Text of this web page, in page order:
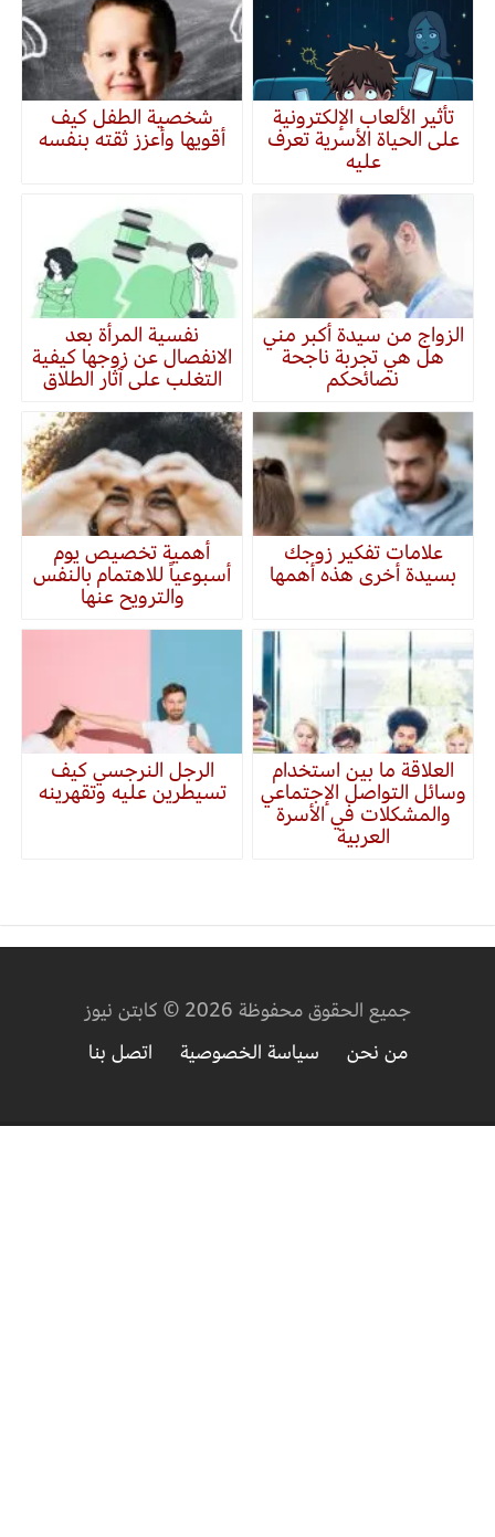
تأثير الألعاب الإلكترونية
على الحياة الأسرية تعرف
عليه
شخصية الطفل كيف
أقويها وأعزز ثقته بنفسه
الزواج من سيدة أكبر مني
هل هي تجربة ناجحة
نصائحكم
نفسية المرأة بعد
الانفصال عن زوجها كيفية
التغلب على آثار الطلاق
علامات تفكير زوجك
بسيدة أخرى هذه أهمها
أهمية تخصيص يوم
أسبوعياً للاهتمام بالنفس
والترويح عنها
العلاقة ما بين استخدام
وسائل التواصل الإجتماعي
والمشكلات في الأسرة
العربية
الرجل النرجسي كيف
تسيطرين عليه وتقهرينه
جميع الحقوق محفوظة 2026 © كابتن نيوز
من نحن
سياسة الخصوصية اتصل بنا